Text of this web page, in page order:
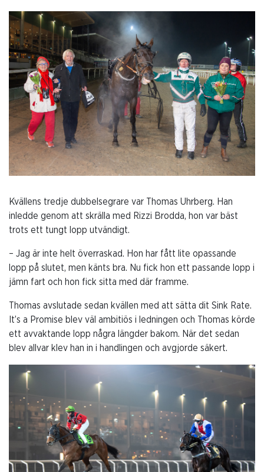
Kvällens tredje dubbelsegrare var Thomas Uhrberg. Han
inledde genom att skrälla med Rizzi Brodda, hon var bäst
trots ett tungt lopp utvändigt.
– Jag är inte helt överraskad. Hon har fått lite opassande
lopp på slutet, men känts bra. Nu fick hon ett passande lopp i
jämn fart och hon fick sitta med där framme.
Thomas avslutade sedan kvällen med att sätta dit Sink Rate.
It’s a Promise blev väl ambitiös i ledningen och Thomas körde
ett avvaktande lopp några längder bakom. När det sedan
blev allvar klev han in i handlingen och avgjorde säkert.